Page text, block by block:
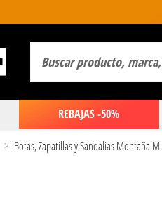
REBAJAS -50%
Botas, Zapatillas y Sandalias Montaña